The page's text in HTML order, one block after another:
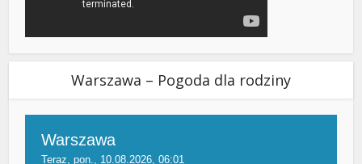
Warszawa – Pogoda dla rodziny